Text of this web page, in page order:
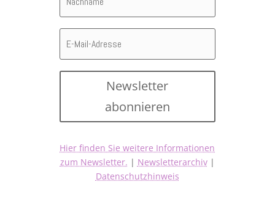
Newsletter
abonnieren
Hier finden Sie weitere Informationen
zum Newsletter. | Newsletterarchiv|
Datenschutzhinweis